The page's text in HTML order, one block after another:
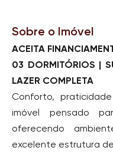
Sobre o Imóvel
ACEITA
03 DORMITÓRIOS |
LAZER COMPLETA
Conforto,
imóvel pensado
oferecendo
excelente estrutura